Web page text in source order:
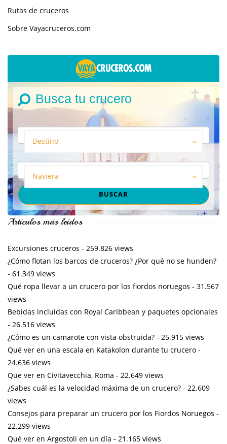
Rutas de cruceros
Sobre Vayacruceros.com
Busca tu crucero
Destino
Naviera
Artículos más leídos
Excursiones cruceros - 259.826 views
¿Cómo flotan los barcos de cruceros? ¿Por qué no se hunden?
- 61.349 views
Qué ropa llevar a un crucero por los fiordos noruegos - 31.567
views
Bebidas incluidas con Royal Caribbean y paquetes opcionales
- 26.516 views
¿Cómo es un camarote con vista obstruida? - 25.915 views
Qué ver en una escala en Katakolon durante tu crucero -
24.636 views
Que ver en Civitavecchia, Roma - 22.649 views
¿Sabes cuál es la velocidad máxima de un crucero? - 22.609
views
Consejos para preparar un crucero por los Fiordos Noruegos -
22.299 views
Qué ver en Argostoli en un día - 21.165 views